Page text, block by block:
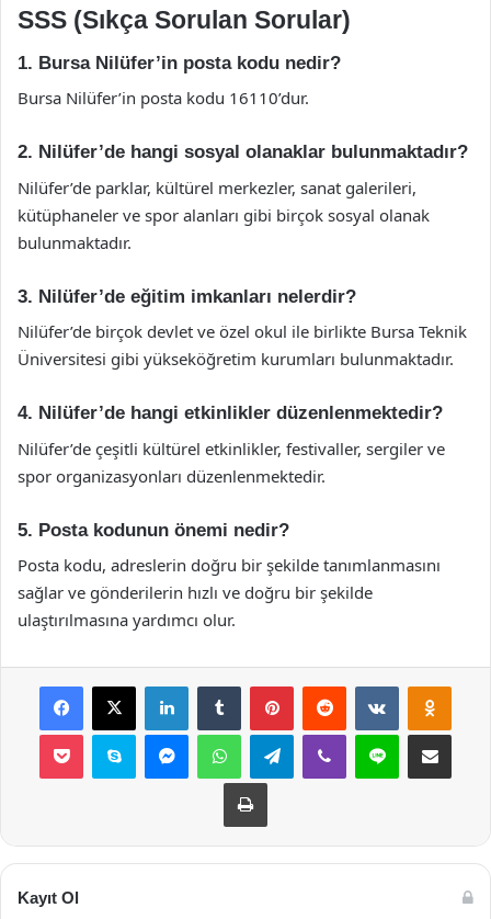
SSS (Sıkça Sorulan Sorular)
1. Bursa Nilüfer’in posta kodu nedir?
Bursa Nilüfer’in posta kodu 16110’dur.
2. Nilüfer’de hangi sosyal olanaklar bulunmaktadır?
Nilüfer’de parklar, kültürel merkezler, sanat galerileri,
kütüphaneler ve spor alanları gibi birçok sosyal olanak
bulunmaktadır.
3. Nilüfer’de eğitim imkanları nelerdir?
Nilüfer’de birçok devlet ve özel okul ile birlikte Bursa Teknik
Üniversitesi gibi yükseköğretim kurumları bulunmaktadır.
4. Nilüfer’de hangi etkinlikler düzenlenmektedir?
Nilüfer’de çeşitli kültürel etkinlikler, festivaller, sergiler ve
spor organizasyonları düzenlenmektedir.
5. Posta kodunun önemi nedir?
Posta kodu, adreslerin doğru bir şekilde tanımlanmasını
sağlar ve gönderilerin hızlı ve doğru bir şekilde
ulaştırılmasına yardımcı olur.
Facebook
X LinkedInTumblr PinterestReddit VKontakte
Pocket Skype MessengerWhatsAppTelegramViber Line E-Posta ile
Yazdır
Kayıt Ol